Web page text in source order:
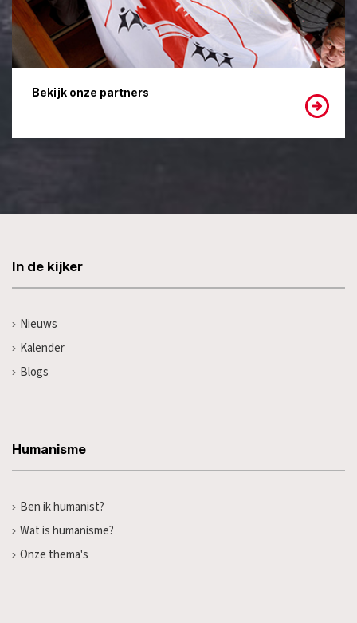
Bekijk onze partners
In de kijker
Nieuws
Kalender
Blogs
Humanisme
Ben ik humanist?
Wat is humanisme?
Onze thema's